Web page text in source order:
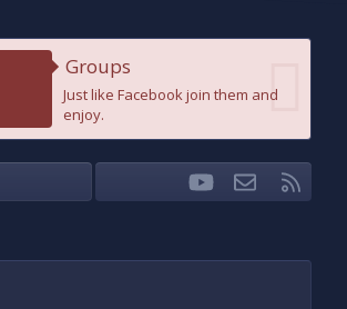
Groups
Just like Facebook join them and
enjoy.
FacebookTwitteryoutubeLiên hệ